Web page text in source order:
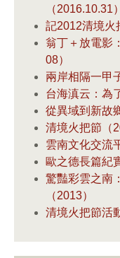
（2016.10.31）
記2012清境火
翁丁＋放電影
08）
兩岸相隔一甲
台海滇云：為
從異域到新故
清境火把節（
雲南文化交流
歐之德長篇紀
驚豔彩雲之南
（2013）
清境火把節活